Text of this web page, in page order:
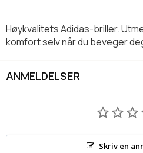
Høykvalitets Adidas-briller.
komfort selv når du beveger
ANMELDELSER
Skriv en